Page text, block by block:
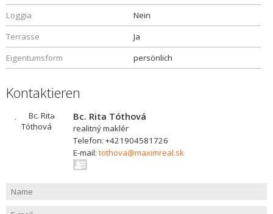
Loggia
Nein
Terrasse
Ja
Eigentumsform
persönlich
Kontaktieren
Bc. Rita Tóthová
realitný maklér
Telefon: +421904581726
E-mail: tothova@maximreal.sk